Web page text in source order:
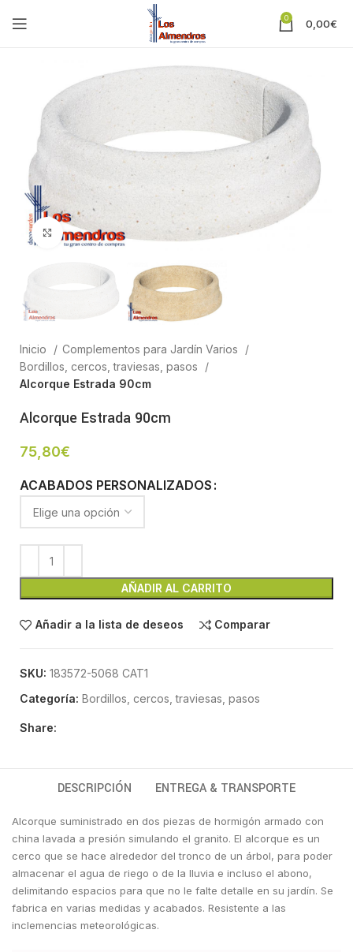
0 0,00€
Clic para ampliar
Inicio
Complementos para Jardín Varios
Bordillos, cercos, traviesas, pasos
Alcorque Estrada 90cm
Alcorque Estrada 90cm
75,80€
ACABADOS PERSONALIZADOS
AÑADIR AL CARRITO
Añadir a la lista de deseos Comparar
SKU: 183572-5068 CAT1
Categoría: Bordillos, cercos, traviesas, pasos
Share:
DESCRIPCIÓN ENTREGA & TRANSPORTE
Alcorque suministrado en dos piezas de hormigón armado con
china lavada a presión simulando el granito. El alcorque es un
cerco que se hace alrededor del tronco de un árbol, para poder
almacenar el agua de riego o de la lluvia e incluso el abono,
delimitando espacios para que no le falte detalle en su jardín. Se
fabrica en varias medidas y acabados. Resistente a las
inclemencias meteorológicas.